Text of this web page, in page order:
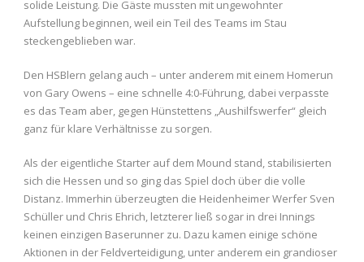
solide Leistung. Die Gäste mussten mit ungewohnter
Aufstellung beginnen, weil ein Teil des Teams im Stau
steckengeblieben war.
Den HSBlern gelang auch – unter anderem mit einem Homerun
von Gary Owens – eine schnelle 4:0-Führung, dabei verpasste
es das Team aber, gegen Hünstettens „Aushilfswerfer“ gleich
ganz für klare Verhältnisse zu sorgen.
Als der eigentliche Starter auf dem Mound stand, stabilisierten
sich die Hessen und so ging das Spiel doch über die volle
Distanz. Immerhin überzeugten die Heidenheimer Werfer Sven
Schüller und Chris Ehrich, letzterer ließ sogar in drei Innings
keinen einzigen Baserunner zu. Dazu kamen einige schöne
Aktionen in der Feldverteidigung, unter anderem ein grandioser